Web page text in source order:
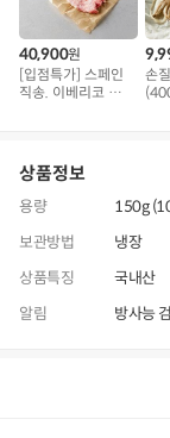
40,900원
[입점특가] 스페인
직송. 이베리코 삼
손
상품정보
용량
150g
보관방법
냉장
상품특징
국내산
알림
방사능